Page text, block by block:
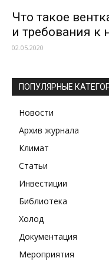
Что такое
и требования
02.05.2020
ПОПУЛЯРНЫЕ
Новости
Архив журнала
Климат
Статьи
Инвестиции
Библиотека
Холод
Документация
Мероприятия